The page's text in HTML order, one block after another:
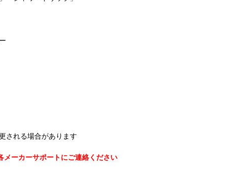
される場合があります
メーカーサポートにご連絡ください